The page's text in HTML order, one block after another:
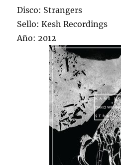
Disco: Strangers
Sello: Kesh Recordings
Año: 2012